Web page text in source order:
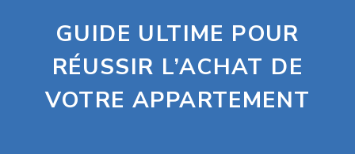
GUIDE ULTIME POUR
RÉUSSIR L’ACHAT DE
VOTRE APPARTEMENT